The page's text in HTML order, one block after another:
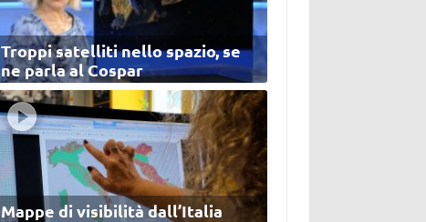
Troppi satelliti nello spazio, se
ne parla al Cospar
Mappe di visibilità dall’Italia